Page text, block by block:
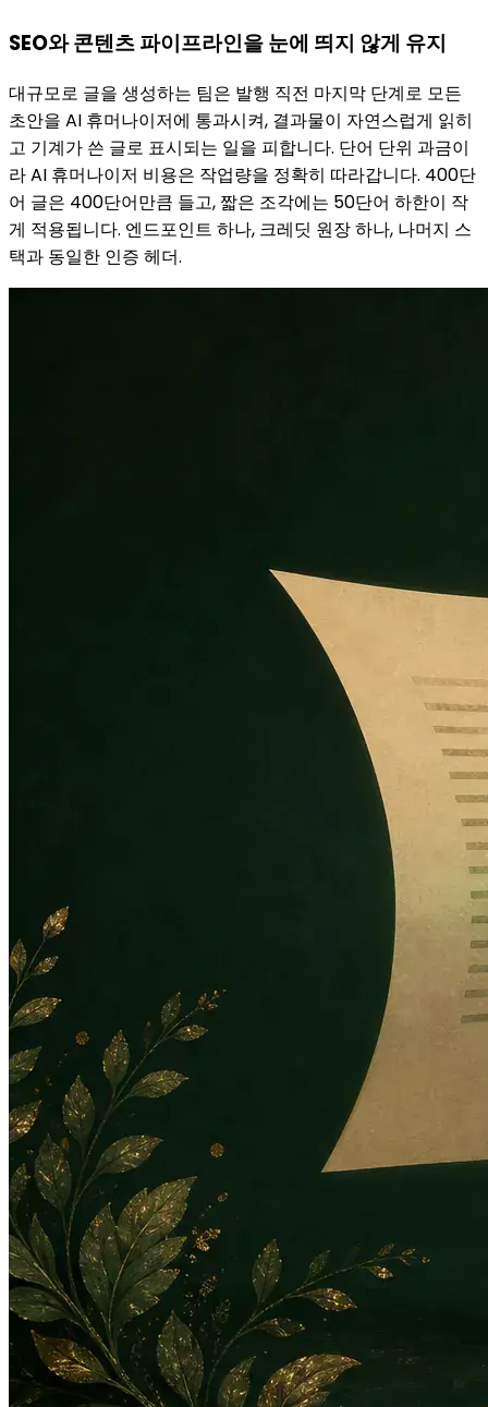
SEO와 콘텐츠 파이프라인을 눈에 띄지 않게 유지
대규모로 글을 생성하는 팀은 발행 직전 마지막 단계로 모든
초안을 AI 휴머나이저에 통과시켜, 결과물이 자연스럽게 읽히
고 기계가 쓴 글로 표시되는 일을 피합니다. 단어 단위 과금이
라 AI 휴머나이저 비용은 작업량을 정확히 따라갑니다. 400단
어 글은 400단어만큼 들고, 짧은 조각에는 50단어 하한이 작
게 적용됩니다. 엔드포인트 하나, 크레딧 원장 하나, 나머지 스
택과 동일한 인증 헤더.